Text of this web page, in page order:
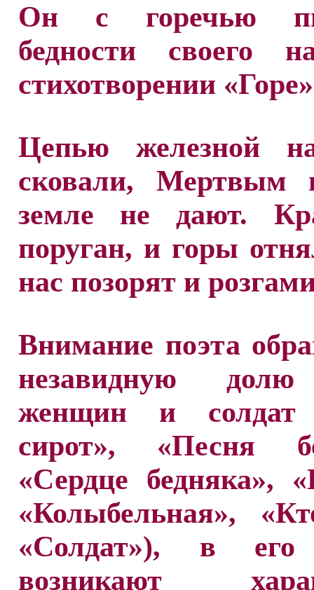
Он с горечью
бедности своего
стихотворении
Цепью железной
сковали, Мертвым
земле не дают.
поруган, и горы
нас позорят и
Внимание поэта
незавидную
женщин и солдат
сирот», «Песня
«Сердце бедняка»,
«Колыбельная»,
«Солдат»), в его
возникают